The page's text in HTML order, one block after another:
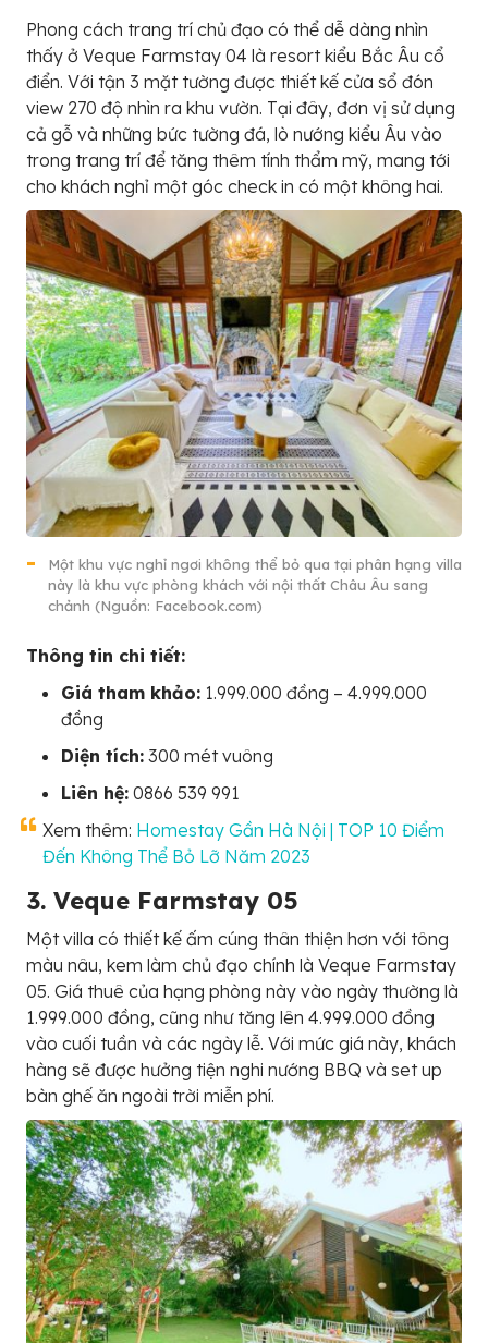
Phong cách trang trí chủ đạo có thể dễ dàng nhìn
thấy ở Veque Farmstay 04 là resort kiểu Bắc Âu cổ
điển. Với tận 3 mặt tường được thiết kế cửa sổ đón
view 270 độ nhìn ra khu vườn. Tại đây, đơn vị sử dụng
cả gỗ và những bức tường đá, lò nướng kiểu Âu vào
trong trang trí để tăng thêm tính thẩm mỹ, mang tới
cho khách nghỉ một góc check in có một không hai.
Một khu vực nghỉ ngơi không thể bỏ qua tại phân hạng villa
này là khu vực phòng khách với nội thất Châu Âu sang
chảnh (Nguồn: Facebook.com)
Thông tin chi tiết:
Giá tham khảo: 1.999.000 đồng – 4.999.000
đồng
Diện tích: 300 mét vuông
Liên hệ: 0866 539 991
Xem thêm: Homestay Gần Hà Nội | TOP 10 Điểm
Đến Không Thể Bỏ Lỡ Năm 2023
3. Veque Farmstay 05
Một villa có thiết kế ấm cúng thân thiện hơn với tông
màu nâu, kem làm chủ đạo chính là Veque Farmstay
05. Giá thuê của hạng phòng này vào ngày thường là
1.999.000 đồng, cũng như tăng lên 4.999.000 đồng
vào cuối tuần và các ngày lễ. Với mức giá này, khách
hàng sẽ được hưởng tiện nghi nướng BBQ và set up
bàn ghế ăn ngoài trời miễn phí.